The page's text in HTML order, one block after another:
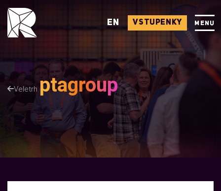
EN VSTUPENKY MENU
Veletrh ptagroup